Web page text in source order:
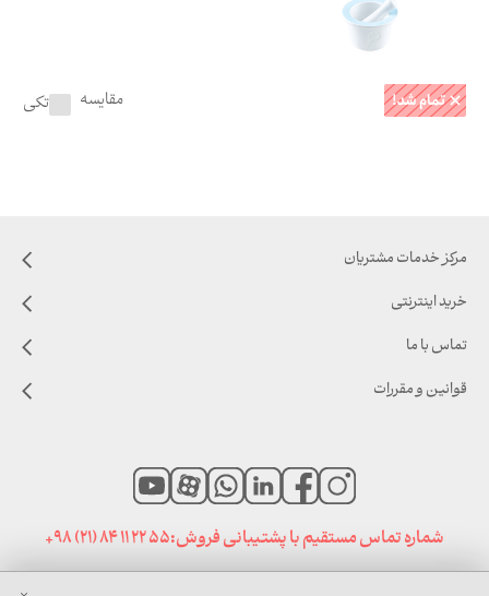
تکی مقایسه
مرکز خدمات مشتریان
خرید اینترنتی
تماس با ما
قوانین و مقررات
شماره تماس مستقیم با پشتیبانی فروش:+98 (21) 84 11 22 55